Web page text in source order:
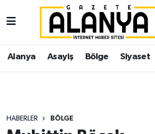
Alanya Asayiş Bölge Siyaset
HABERLER BÖLGE
Alanya
Asayiş
Siyaset
İstanbul Nöbetçi Eczaneler
İstanbul Hava Durumu
Süper Lig Puan Durumu ve Fikstür